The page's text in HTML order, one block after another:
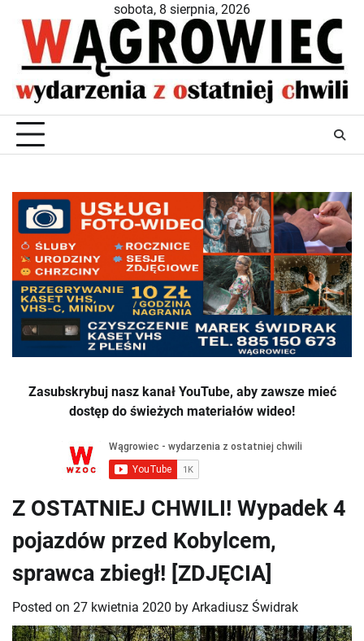
content
sobota, 8 sierpnia, 2026
Zasubskrybuj nasz kanał YouTube, aby zawsze mieć
dostęp do świeżych materiałów wideo!
Z OSTATNIEJ CHWILI! Wypadek 4
pojazdów przed Kobylcem,
sprawca zbiegł! [ZDJĘCIA]
Posted on 27 kwietnia 2020 by Arkadiusz Świdrak